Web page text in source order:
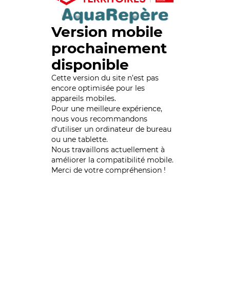
Version mobile
prochainement
disponible
Cette version du site n’est pas
encore optimisée pour les
appareils mobiles.
Pour une meilleure expérience,
nous vous recommandons
d'utiliser un ordinateur de bureau
ou une tablette.
Nous travaillons actuellement à
améliorer la compatibilité mobile.
Merci de votre compréhension !